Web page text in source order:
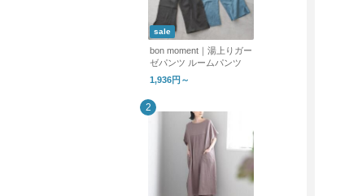
sale
bon moment｜湯上りガー
ゼパンツ ルームパンツ
1,936円～